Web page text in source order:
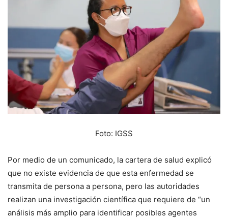
Foto: IGSS
Por medio de un comunicado, la cartera de salud explicó
que no existe evidencia de que esta enfermedad se
transmita de persona a persona, pero las autoridades
realizan una investigación científica que requiere de “un
análisis más amplio para identificar posibles agentes